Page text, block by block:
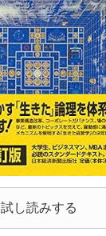
試し読みする